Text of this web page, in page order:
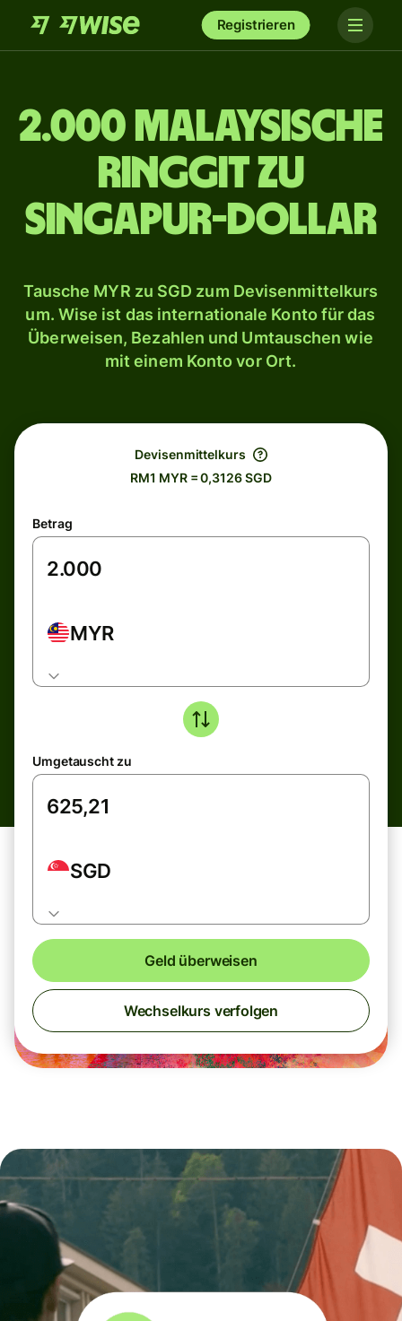
Registrieren
2.000 malaysische
Ringgit zu
Singapur-Dollar
Tausche MYR zu SGD zum Devisenmittelkurs
um. Wise ist das internationale Konto für das
Überweisen, Bezahlen und Umtauschen wie
mit einem Konto vor Ort.
Devisenmittelkurs
RM1 MYR = 0,3126 SGD
Betrag
MYR
Umgetauscht zu
SGD
Geld überweisen
Wechselkurs verfolgen